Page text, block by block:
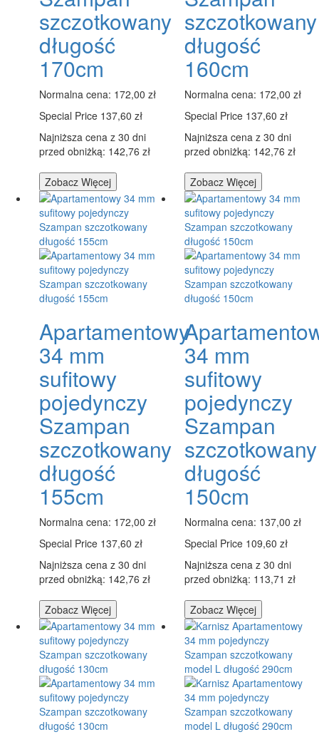
szczotkowany
długość
170cm
Normalna cena: 172,00 zł
Special Price 137,60 zł
Najniższa cena z 30 dni
przed obniżką: 142,76 zł
Zobacz Więcej
szczotkowany
długość
160cm
Normalna cena: 172,00 zł
Special Price 137,60 zł
Najniższa cena z 30 dni
przed obniżką: 142,76 zł
Zobacz Więcej
Apartamentowy
34 mm
sufitowy
pojedynczy
Szampan
szczotkowany
długość
155cm
Normalna cena: 172,00 zł
Special Price 137,60 zł
Najniższa cena z 30 dni
przed obniżką: 142,76 zł
Zobacz Więcej
34 mm
sufitowy
pojedynczy
Szampan
szczotkowany
długość
150cm
Normalna cena: 137,00 zł
Special Price 109,60 zł
Najniższa cena z 30 dni
przed obniżką: 113,71 zł
Zobacz Więcej